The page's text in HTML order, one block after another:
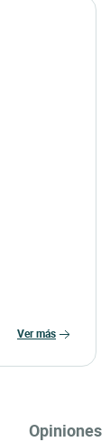
ver más
Opiniones